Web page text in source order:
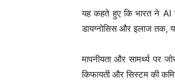
यह कहते हुए कि भारत ने AI
डायग्नोसिस और इलाज तक,
मापनीयता और सामर्थ्य पर
किफायती और सिस्टम की